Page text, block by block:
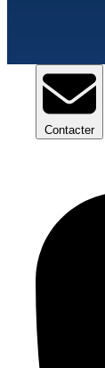
Contacter